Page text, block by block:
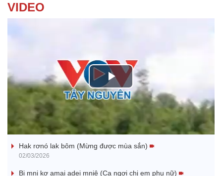
VIDEO
P
a
Nhớ bạn
Hak rơnó lak bôm (Mừng được mùa sắn)
02/03/2026
Bi mni kơ amai adei mniê (Ca ngợi chị em phụ nữ)